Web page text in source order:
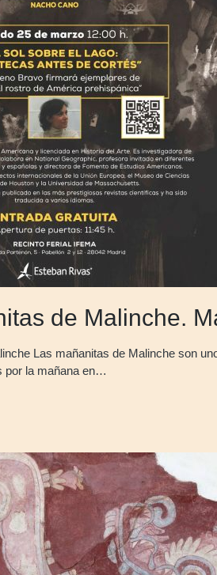
de Malinche.
Las mañanitas de Malinche son
por la mañana en…